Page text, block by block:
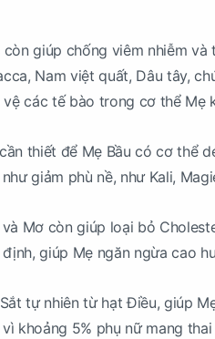
giúp chống viêm nhiễm và
Nam việt quất, Dâu tây,
các tế bào trong cơ thể Mẹ
thiết để Mẹ Bầu có cơ thể
giảm phù nề, như Kali,
Mơ còn giúp loại bỏ
giúp Mẹ ngăn ngừa cao
tự nhiên từ hạt Điều, giúp
khoảng 5% phụ nữ mang